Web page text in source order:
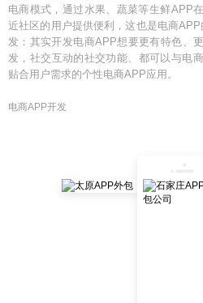
电商模式，通过水果、蔬菜等生鲜APP
近社区的用户提供便利，这也是电商
发：其实开发电商APP想要更有特色、
发，社交互动的社交功能、都可以与电
贴合用户需求的个性电商APP应用。
电商APP开发